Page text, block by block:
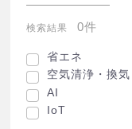
検索結果 0件
省エネ
空気清浄・換気
AI
IoT